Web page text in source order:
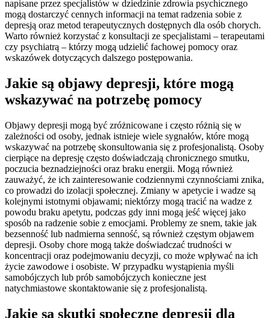
napisane przez specjalistów w dziedzinie zdrowia psychicznego
mogą dostarczyć cennych informacji na temat radzenia sobie z
depresją oraz metod terapeutycznych dostępnych dla osób chorych.
Warto również korzystać z konsultacji ze specjalistami – terapeutami
czy psychiatrą – którzy mogą udzielić fachowej pomocy oraz
wskazówek dotyczących dalszego postępowania.
Jakie są objawy depresji, które mogą
wskazywać na potrzebę pomocy
Objawy depresji mogą być zróżnicowane i często różnią się w
zależności od osoby, jednak istnieje wiele sygnałów, które mogą
wskazywać na potrzebę skonsultowania się z profesjonalistą. Osoby
cierpiące na depresję często doświadczają chronicznego smutku,
poczucia beznadziejności oraz braku energii. Mogą również
zauważyć, że ich zainteresowanie codziennymi czynnościami znika,
co prowadzi do izolacji społecznej. Zmiany w apetycie i wadze są
kolejnymi istotnymi objawami; niektórzy mogą tracić na wadze z
powodu braku apetytu, podczas gdy inni mogą jeść więcej jako
sposób na radzenie sobie z emocjami. Problemy ze snem, takie jak
bezsenność lub nadmierna senność, są również częstym objawem
depresji. Osoby chore mogą także doświadczać trudności w
koncentracji oraz podejmowaniu decyzji, co może wpływać na ich
życie zawodowe i osobiste. W przypadku wystąpienia myśli
samobójczych lub prób samobójczych konieczne jest
natychmiastowe skontaktowanie się z profesjonalistą.
Jakie są skutki społeczne depresji dla